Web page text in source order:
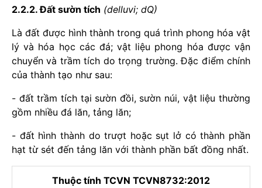
2.2.2. Đất sườn tích (delluvi; dQ)
Là đất được hình thành trong quá trình phong hóa vật
lý và hóa học các đá; vật liệu phong hóa được vận
chuyển và trầm tích do trọng trường. Đặc điểm chính
của thành tạo như sau:
- đất trầm tích tại sườn đồi, sườn núi, vật liệu thường
gồm nhiều đá lăn, tảng lăn;
- đất hình thành do trượt hoặc sụt lở có thành phần
hạt từ sét đến tảng lăn với thành phần bất đồng nhất.
Thuộc tính TCVN TCVN8732:2012